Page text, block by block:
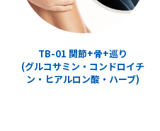
TB-01 関節+骨+巡り
(グルコサミン・コンドロイチ
ン・ヒアルロン酸・ハーブ)